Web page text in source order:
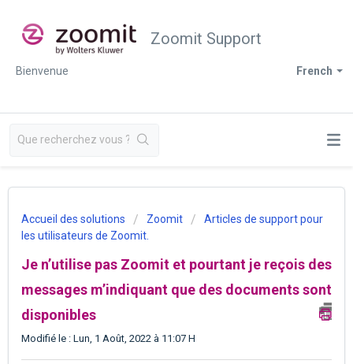
Zoomit Support
French
Bienvenue
Accueil des solutions Zoomit
Articles de support pour
les utilisateurs de Zoomit.
Je n’utilise pas Zoomit et pourtant je reçois des
messages m’indiquant que des documents sont
disponibles
Modifié le : Lun, 1 Août, 2022 à 11:07 H